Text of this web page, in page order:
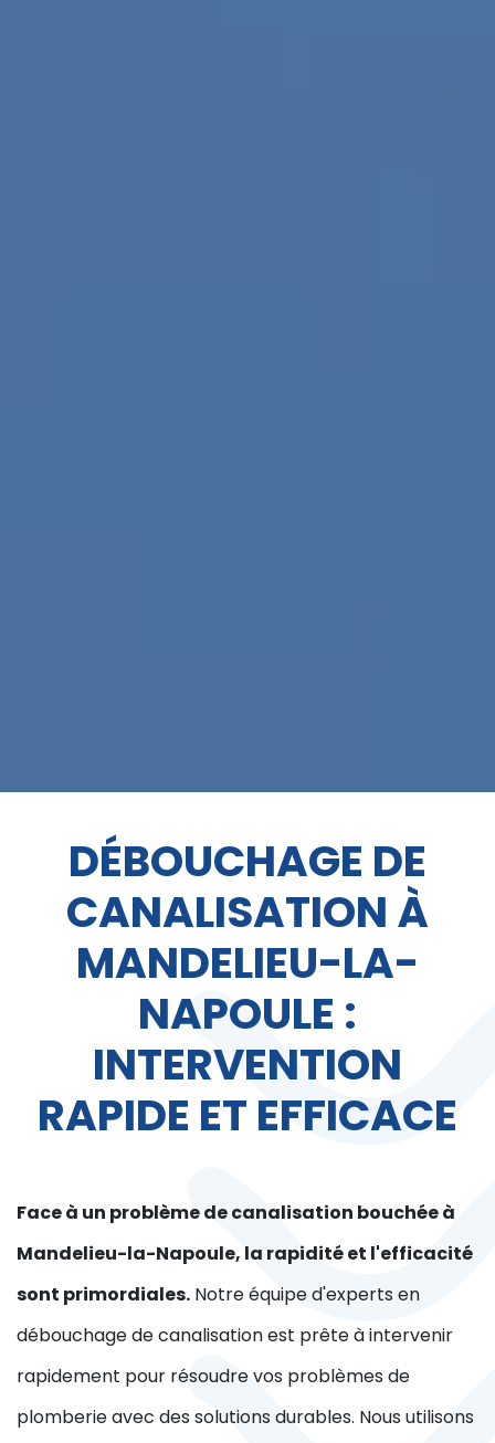
DÉBOUCHAGE DE
CANALISATION À
MANDELIEU-LA-
NAPOULE :
INTERVENTION
RAPIDE ET EFFICACE
Face à un problème de canalisation bouchée à
Mandelieu-la-Napoule, la rapidité et l'efficacité
sont primordiales. Notre équipe d'experts en
débouchage de canalisation est prête à intervenir
rapidement pour résoudre vos problèmes de
plomberie avec des solutions durables. Nous utilisons